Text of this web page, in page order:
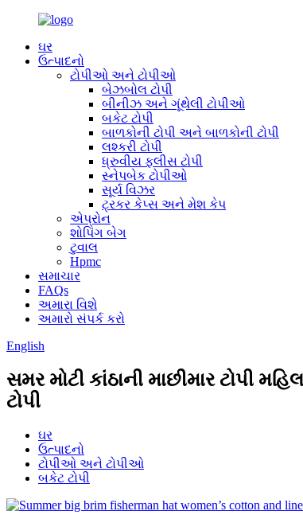
ઘર
ઉત્પાદનો
ટોપીઓ અને ટોપીઓ
બેઝબોલ ટોપી
બીનીઝ અને ગૂંથેલી ટોપીઓ
બકેટ ટોપી
બાળકોની ટોપી અને બાળકોની ટોપી
લશ્કરી ટોપી
ધ્રુવીય ફ્લીસ ટોપી
સ્નેપબેક ટોપીઓ
સૂર્ય વિઝર
ટ્રકર કેપ્સ અને મેશ કેપ
એપ્રોન
શોપિંગ બેગ
ટુવાલ
Hpmc
સમાચાર
FAQs
અમારા વિશે
અમારો સંપર્ક કરો
English
સમર મોટી કાંઠાની માછીમાર
ટોપી
ઘર
ઉત્પાદનો
ટોપીઓ અને ટોપીઓ
બકેટ ટોપી